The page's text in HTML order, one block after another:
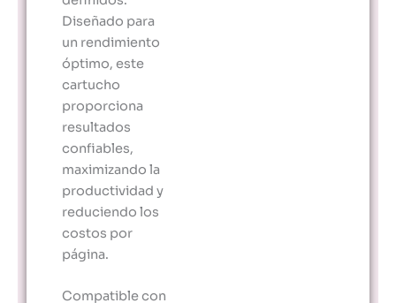
Diseñado para
un rendimiento
óptimo, este
cartucho
proporciona
resultados
confiables,
maximizando la
productividad y
reduciendo los
costos por
página.
Compatible con